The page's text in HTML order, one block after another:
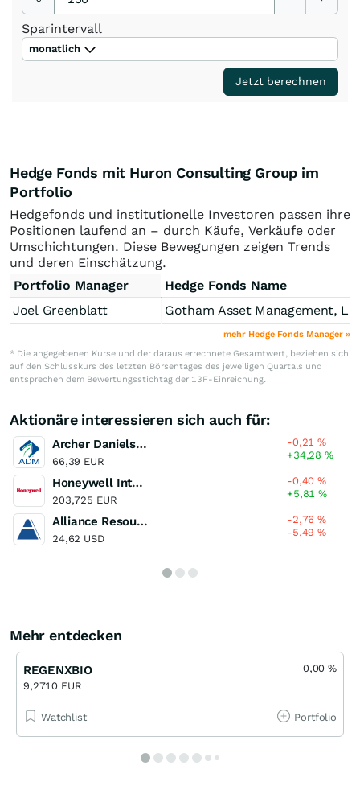
Sparintervall
monatlich
Jetzt berechnen
Hedge Fonds mit Huron Consulting Group im
Portfolio
Hedgefonds und institutionelle Investoren passen ihre
Positionen laufend an – durch Käufe, Verkäufe oder
Umschichtungen. Diese Bewegungen zeigen Trends
und deren Einschätzung.
Portfolio Manager
Hedge Fonds Name
Joel Greenblatt
Gotham Asset Management,
mehr Hedge Fonds Manager »
* Die angegebenen Kurse und der daraus errechnete Gesamtwert, beziehen sich
auf den Schlusskurs des letzten Börsentages des jeweiligen Quartals und
entsprechen dem Bewertungsstichtag der 13F-Einreichung.
Aktionäre interessieren sich auch für:
Archer Daniels Midland Company
66,39 EUR
-0,21%
+34,28%
Honeywell International
203,725 EUR
-0,40%
+5,81%
Alliance Resource Partners
24,62 USD
-2,76%
-5,49%
Mehr entdecken
REGENXBIO
9,2710 EUR
0,00%
Watchlist Portfolio